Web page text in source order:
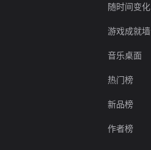
随时间变化
游戏成就墙
音乐桌面
热门榜
新品榜
作者榜